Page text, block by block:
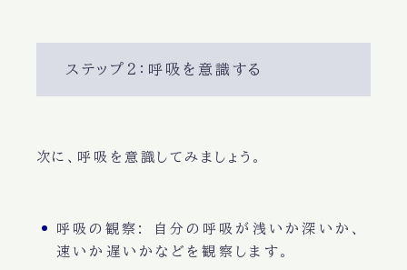
ステップ２：呼吸を意識する
次に、 呼吸 を意識してみましょう。
呼吸の観察 : 自分の呼吸が浅いか深いか、
速いか遅いかなどを観察します。